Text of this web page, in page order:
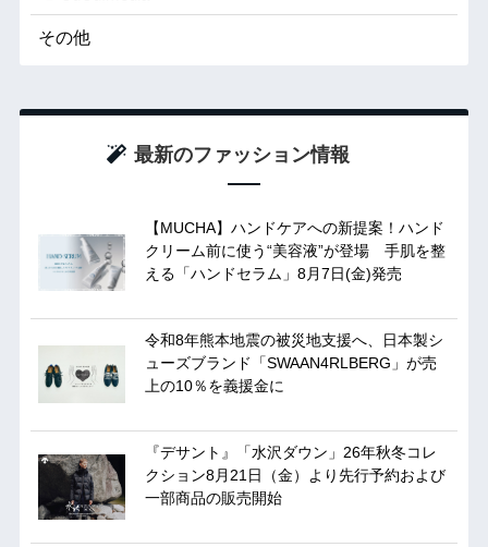
その他
最新のファッション情報
【MUCHA】ハンドケアへの新提案！ハンド
クリーム前に使う“美容液”が登場 手肌を整
える「ハンドセラム」8月7日(金)発売
令和8年熊本地震の被災地支援へ、日本製シ
ューズブランド「SWAAN4RLBERG」が売
上の10％を義援金に
『デサント』「水沢ダウン」26年秋冬コレ
クション8月21日（金）より先行予約および
一部商品の販売開始